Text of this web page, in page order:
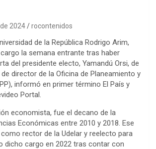
2024 rocontenidos
de la República Rodrigo Arim,
la semana entrante tras haber
del presidente electo, Yamandú Orsi, de
director de la Oficina de Planeamiento y
informó en primer término El País y
Portal.
economista, fue el decano de la
Económicas entre 2010 y 2018. Ese
rector de la Udelar y reelecto para
dicho cargo en 2022 tras contar con